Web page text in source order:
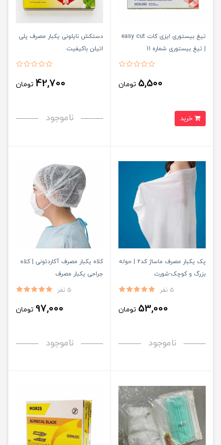
تیغ بیستوری ایزی کات easy cut
| تیغ بیستوری شماره 11
5,500 تومان
دستکش نایلونی یکبار مصرف پلی
اتیلن باکیفیت
42,700 تومان
ناموجود
پک یکبار مصرف ماساژ کد2 | حوله
بزرگ و کوچک-شورت
5 نفر
53,000 تومان
ناموجود
کلاه یکبار مصرف آکاردئونی | کلاه
جراحی یکبار مصرف
5 نفر
97,000 تومان
ناموجود